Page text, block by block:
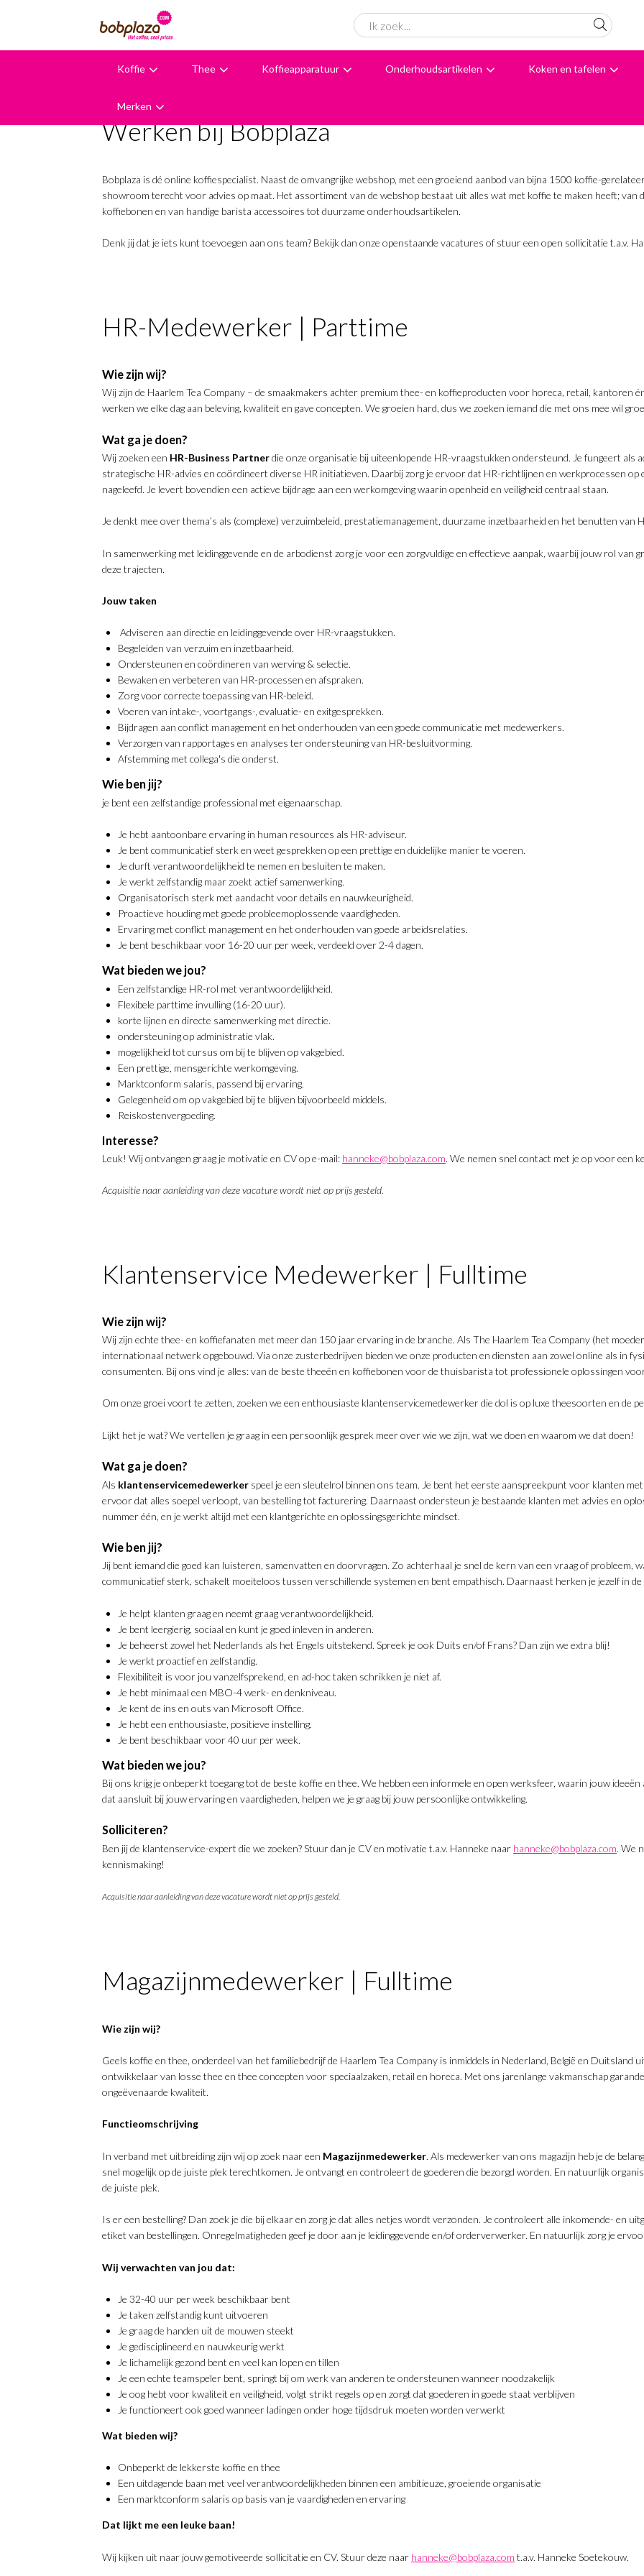
Koffie Thee Koffieapparatuur Onderhoudsartikelen Koken en tafelen
Merken
Werken bij Bobplaza
Bobplaza is dé online koffiespecialist. Naast de omvangrijke webshop, met een groeiend aanbod van bijna 1500 koffie-
showroom terecht voor advies op maat. Het assortiment van de webshop bestaat uit alles wat met koffie te maken heeft; van
koffiebonen en van handige barista accessoires tot duurzame onderhoudsartikelen.
Denk jij dat je iets kunt toevoegen aan ons team? Bekijk dan onze openstaande vacatures of stuur een open sollicitatie t.a.v.
HR-Medewerker | Parttime
Wie zijn wij?
Wij zijn de Haarlem Tea Company – de smaakmakers achter premium thee- en koffieproducten voor horeca, retail, kantoren
werken we elke dag aan beleving, kwaliteit en gave concepten. We groeien hard, dus we zoeken iemand die met ons mee wil
Wat ga je doen?
Wij zoeken een HR-Business Partnerdie onze organisatie bij uiteenlopende HR-vraagstukken ondersteund. Je fungeert als
strategische HR-advies en coördineert diverse HR initiatieven. Daarbij zorg je ervoor dat HR-richtlijnen en werkprocessen
nageleefd. Je levert bovendien een actieve bijdrage aan een werkomgeving waarin openheid en veiligheid centraal staan.
Je denkt mee over thema’s als (complexe) verzuimbeleid, prestatiemanagement, duurzame inzetbaarheid en het benutten van
In samenwerking met leidinggevende en de arbodienst zorg je voor een zorgvuldige en effectieve aanpak, waarbij jouw rol van
deze trajecten.
Jouw taken
Adviseren aan directie en leidinggevende over HR-vraagstukken.
Begeleiden van verzuim en inzetbaarheid.
Ondersteunen en coördineren van werving & selectie.
Bewaken en verbeteren van HR-processen en afspraken.
Zorg voor correcte toepassing van HR-beleid.
Voeren van intake-, voortgangs-, evaluatie- en exitgesprekken.
Bijdragen aan conflict management en het onderhouden van een goede communicatie met medewerkers.
Verzorgen van rapportages en analyses ter ondersteuning van HR-besluitvorming.
Afstemming met collega's die onderst.
Wie ben jij?
je bent een zelfstandige professional met eigenaarschap.
Je hebt aantoonbare ervaring in human resources als HR-adviseur.
Je bent communicatief sterk en weet gesprekken op een prettige en duidelijke manier te voeren.
Je durft verantwoordelijkheid te nemen en besluiten te maken.
Je werkt zelfstandig maar zoekt actief samenwerking.
Organisatorisch sterk met aandacht voor details en nauwkeurigheid.
Proactieve houding met goede probleemoplossende vaardigheden.
Ervaring met conflict management en het onderhouden van goede arbeidsrelaties.
Je bent beschikbaar voor 16-20 uur per week, verdeeld over 2-4 dagen.
Wat bieden we jou?
Een zelfstandige HR-rol met verantwoordelijkheid.
Flexibele parttime invulling (16-20 uur).
korte lijnen en directe samenwerking met directie.
ondersteuning op administratie vlak.
mogelijkheid tot cursus om bij te blijven op vakgebied.
Een prettige, mensgerichte werkomgeving.
Marktconform salaris, passend bij ervaring.
Gelegenheid om op vakgebied bij te blijven bijvoorbeeld middels.
Reiskostenvergoeding.
Interesse?
Leuk! Wij ontvangen graag je motivatie en CV op e-mail: hanneke@bobplaza.com. We nemen snel contact met je op voor een
Acquisitie naar aanleiding van deze vacature wordt niet op prijs gesteld.
Klantenservice Medewerker | Fulltime
Wie zijn wij?
Wij zijn echte thee- en koffiefanaten met meer dan 150 jaar ervaring in de branche. Als The Haarlem Tea Company (het
internationaal netwerk opgebouwd. Via onze zusterbedrijven bieden we onze producten en diensten aan zowel online als in
consumenten. Bij ons vind je alles: van de beste theeën en koffiebonen voor de thuisbarista tot professionele oplossingen
Om onze groei voort te zetten, zoeken we een enthousiaste klantenservicemedewerker die dol is op luxe theesoorten en de
Lijkt het je wat? We vertellen je graag in een persoonlijk gesprek meer over wie we zijn, wat we doen en waarom we dat doen!
Wat ga je doen?
Als klantenservicemedewerker speel je een sleutelrol binnen ons team. Je bent het eerste aanspreekpunt voor klanten
ervoor dat alles soepel verloopt, van bestelling tot facturering. Daarnaast ondersteun je bestaande klanten met advies en
nummer één, en je werkt altijd met een klantgerichte en oplossingsgerichte mindset.
Wie ben jij?
Jij bent iemand die goed kan luisteren, samenvatten en doorvragen. Zo achterhaal je snel de kern van een vraag of probleem,
communicatief sterk, schakelt moeiteloos tussen verschillende systemen en bent empathisch. Daarnaast herken je jezelf in
Je helpt klanten graag en neemt graag verantwoordelijkheid.
Je bent leergierig, sociaal en kunt je goed inleven in anderen.
Je beheerst zowel het Nederlands als het Engels uitstekend. Spreek je ook Duits en/of Frans? Dan zijn we extra blij!
Je werkt proactief en zelfstandig.
Flexibiliteit is voor jou vanzelfsprekend, en ad-hoc taken schrikken je niet af.
Je hebt minimaal een MBO-4 werk- en denkniveau.
Je kent de ins en outs van Microsoft Office.
Je hebt een enthousiaste, positieve instelling.
Je bent beschikbaar voor 40 uur per week.
Wat bieden we jou?
Bij ons krijg je onbeperkt toegang tot de beste koffie en thee. We hebben een informele en open werksfeer, waarin jouw
dat aansluit bij jouw ervaring en vaardigheden, helpen we je graag bij jouw persoonlijke ontwikkeling.
Solliciteren?
Ben jij de klantenservice-expert die we zoeken? Stuur dan je CV en motivatie t.a.v. Hanneke naar hanneke@bobplaza.com. We
kennismaking!
Acquisitie naar aanleiding van deze vacature wordt niet op prijs gesteld.
Magazijnmedewerker | Fulltime
Wie zijn wij?
Geels koffie en thee, onderdeel van het familiebedrijf de Haarlem Tea Company is inmiddels in Nederland, België en Duitsland
ontwikkelaar van losse thee en thee concepten voor speciaalzaken, retail en horeca. Met ons jarenlange vakmanschap
ongeëvenaarde kwaliteit.
Functieomschrijving
In verband met uitbreiding zijn wij op zoek naar een Magazijnmedewerker. Als medewerker van ons magazijn heb je de
snel mogelijk op de juiste plek terechtkomen. Je ontvangt en controleert de goederen die bezorgd worden. En natuurlijk
de juiste plek.
Is er een bestelling? Dan zoek je die bij elkaar en zorg je dat alles netjes wordt verzonden. Je controleert alle inkomende- en
etiket van bestellingen. Onregelmatigheden geef je door aan je leidinggevende en/of orderverwerker. En natuurlijk zorg je
Wij verwachten van jou dat:
Je 32-40 uur per week beschikbaar bent
Je taken zelfstandig kunt uitvoeren
Je graag de handen uit de mouwen steekt
Je gedisciplineerd en nauwkeurig werkt
Je lichamelijk gezond bent en veel kan lopen en tillen
Je een echte teamspeler bent, springt bij om werk van anderen te ondersteunen wanneer noodzakelijk
Je oog hebt voor kwaliteit en veiligheid, volgt strikt regels op en zorgt dat goederen in goede staat verblijven
Je functioneert ook goed wanneer ladingen onder hoge tijdsdruk moeten worden verwerkt
Wat bieden wij?
Onbeperkt de lekkerste koffie en thee
Een uitdagende baan met veel verantwoordelijkheden binnen een ambitieuze, groeiende organisatie
Een marktconform salaris op basis van je vaardigheden en ervaring
Dat lijkt me een leuke baan!
Wij kijken uit naar jouw gemotiveerde sollicitatie en CV. Stuur deze naar hanneke@bobplaza.com t.a.v. Hanneke Soetekouw.